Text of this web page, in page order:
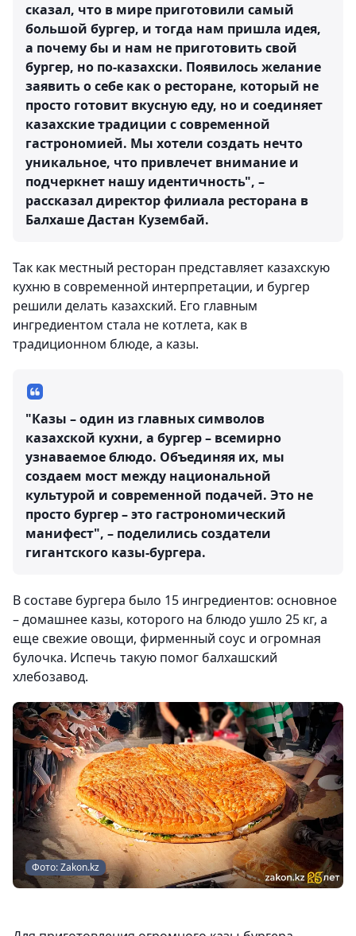
сказал, что в мире приготовили самый
большой бургер, и тогда нам пришла идея,
а почему бы и нам не приготовить свой
бургер, но по-казахски. Появилось желание
заявить о себе как о ресторане, который не
просто готовит вкусную еду, но и соединяет
казахские традиции с современной
гастрономией. Мы хотели создать нечто
уникальное, что привлечет внимание и
подчеркнет нашу идентичность", –
рассказал директор филиала ресторана в
Балхаше Дастан Кузембай.
Так как местный ресторан представляет казахскую
кухню в современной интерпретации, и бургер
решили делать казахский. Его главным
ингредиентом стала не котлета, как в
традиционном блюде, а казы.
"Казы – один из главных символов
казахской кухни, а бургер – всемирно
узнаваемое блюдо. Объединяя их, мы
создаем мост между национальной
культурой и современной подачей. Это не
просто бургер – это гастрономический
манифест", – поделились создатели
гигантского казы-бургера.
В составе бургера было 15 ингредиентов: основное
– домашнее казы, которого на блюдо ушло 25 кг, а
еще свежие овощи, фирменный соус и огромная
булочка. Испечь такую помог балхашский
хлебозавод.
Фото: Zakon.kz